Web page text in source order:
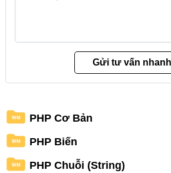
WM PHP Cơ Bản
WM PHP Biến
WM PHP Chuỗi (String)